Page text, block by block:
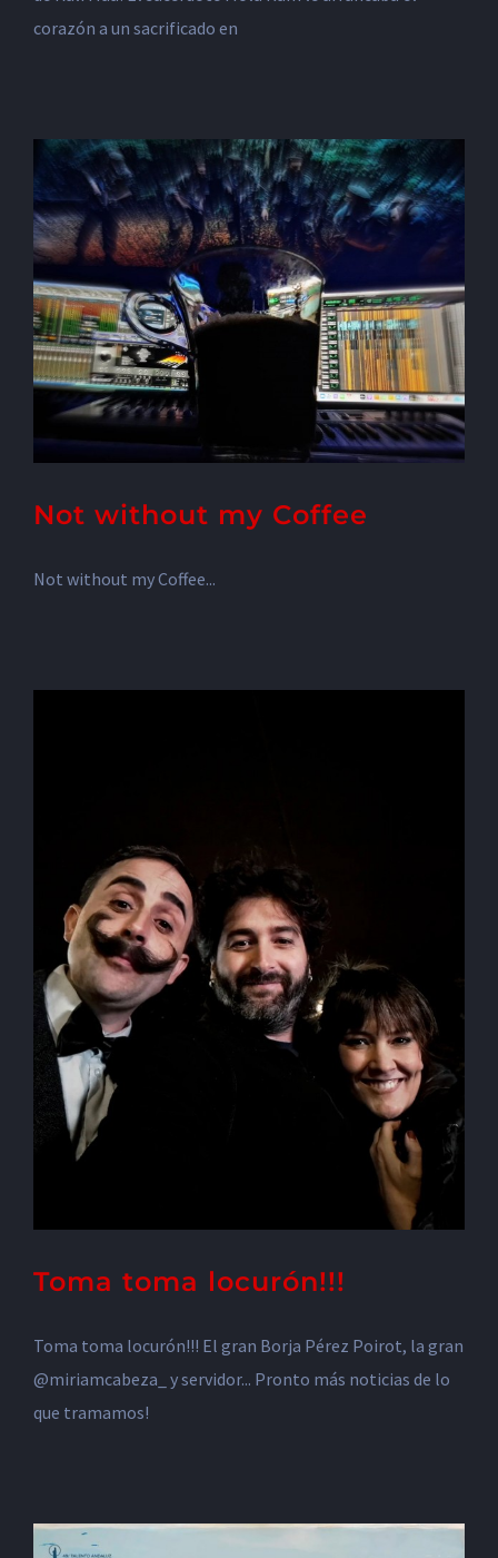
corazón a un sacrificado en
Not without my Coffee
Not without my Coffee...
Toma toma locurón!!!
Toma toma locurón!!! El gran Borja Pérez Poirot, la gran
@miriamcabeza_ y servidor... Pronto más noticias de lo
que tramamos!